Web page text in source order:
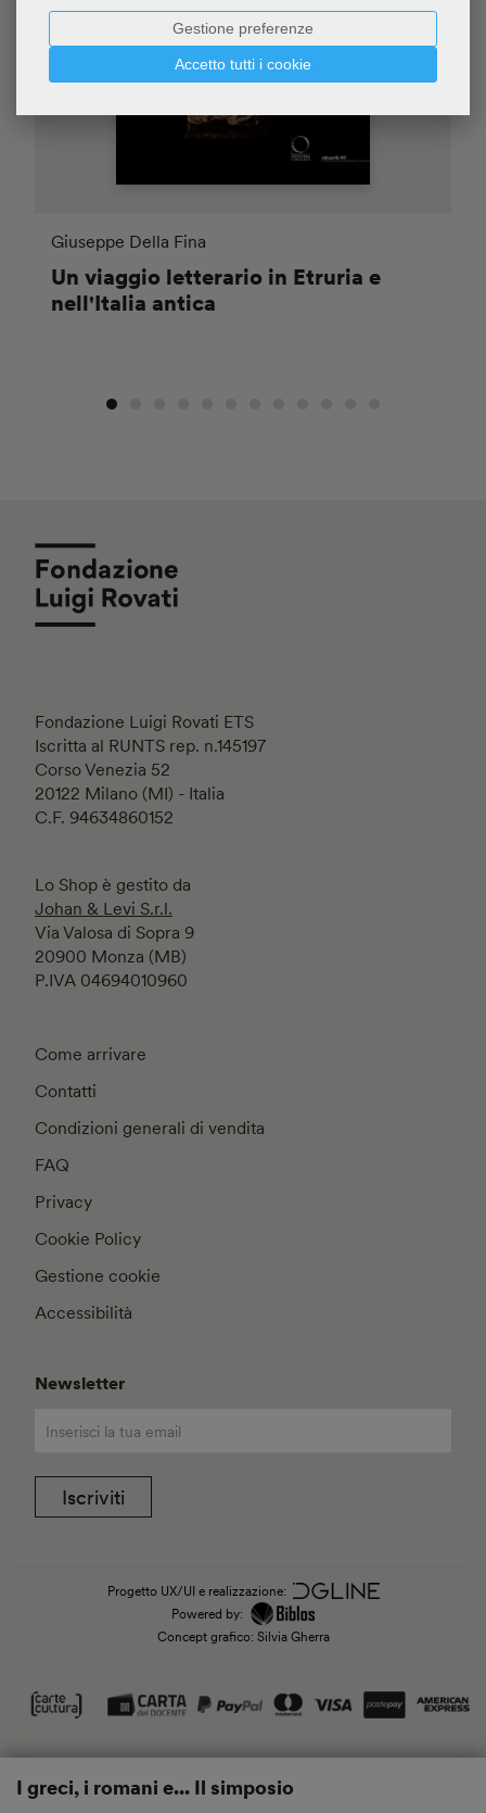
Accetto tutti i cookie
Gestione preferenze
I greci, i romani e... Il simposio
Giuseppe Della Fina
Un viaggio letterario in Etruria e
nell'Italia antica
Fondazione Luigi Rovati ETS
Iscritta al RUNTS rep. n.145197
Corso Venezia 52
20122 Milano (MI) - Italia
C.F. 94634860152
Lo Shop è gestito da
Johan & Levi S.r.l.
Via Valosa di Sopra 9
20900 Monza (MB)
P.IVA 04694010960
Come arrivare
Contatti
Condizioni generali di vendita
FAQ
Privacy
Cookie Policy
Gestione cookie
Accessibilità
Newsletter
Iscriviti
Progetto UX/UI e realizzazione:
Powered by:
Concept grafico: Silvia Gherra